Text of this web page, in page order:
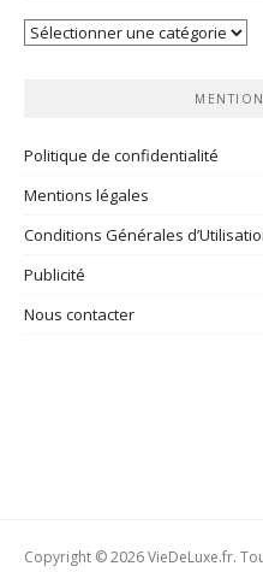
Vos
Politique de confidentialité
Mentions légales
Conditions Générales
Publicité
Nous contacter
Copyright © 2026 VieDeLuxe.fr.